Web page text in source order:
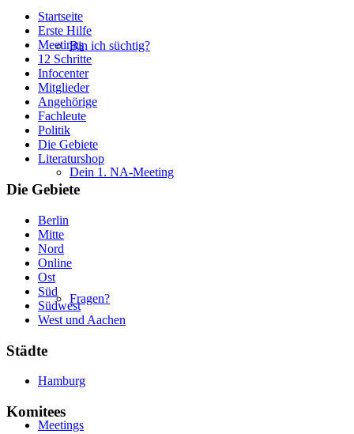
Bin ich süchtig?
Dein 1. NA-Meeting
Fragen?
Meetings
Startseite
Erste Hilfe
Meetings
12 Schritte
Infocenter
Mitglieder
Angehörige
Fachleute
Politik
Die Gebiete
Literaturshop
Die Gebiete
Berlin
Mitte
Nord
Online
Ost
Süd
Südwest
West und Aachen
Städte
Hamburg
Komitees